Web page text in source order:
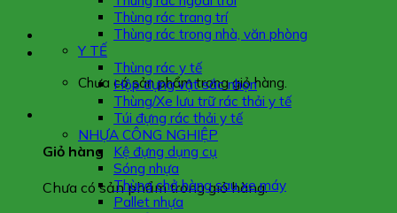
Chưa có sản phẩm trong giỏ hàng.
Giỏ hàng
Chưa có sản phẩm trong giỏ hàng.
Thùng rác trang trí
Thùng rác trong nhà, văn phòng
Y TẾ
Thùng rác y tế
Hộp đựng vật sắc nhọn
Thùng/Xe lưu trữ rác thải y tế
Túi đựng rác thải y tế
NHỰA CÔNG NGHIỆP
Kệ đựng dụng cụ
Sóng nhựa
Thùng chở hàng sau xe máy
Pallet nhựa